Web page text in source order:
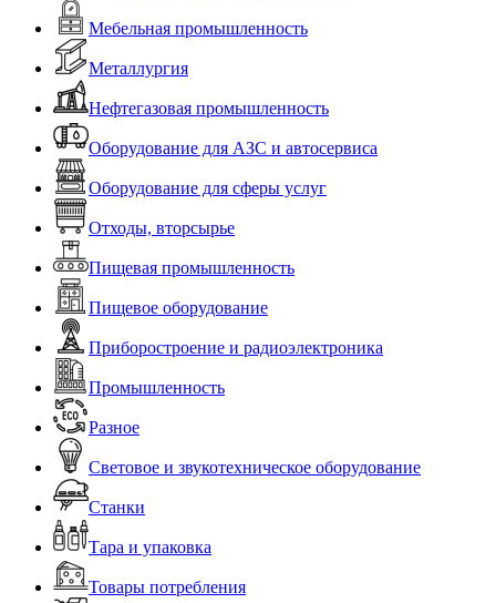
Мебельная промышленность
Металлургия
Нефтегазовая промышленность
Оборудование для АЗС и автосервиса
Оборудование для сферы услуг
Отходы, вторсырье
Пищевая промышленность
Пищевое оборудование
Приборостроение и радиоэлектроника
Промышленность
Разное
Световое и звукотехническое оборудование
Станки
Тара и упаковка
Товары потребления